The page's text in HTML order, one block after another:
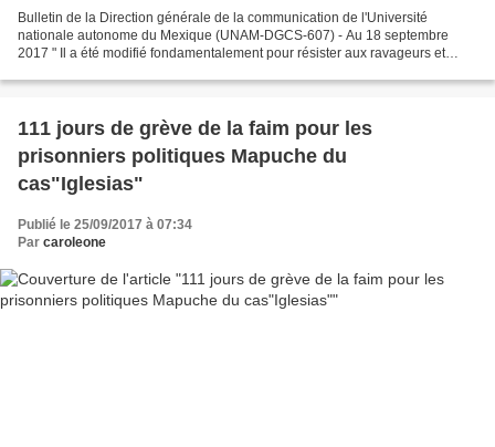
Bulletin de la Direction générale de la communication de l'Université
nationale autonome du Mexique (UNAM-DGCS-607) - Au 18 septembre
2017 " Il a été modifié fondamentalement pour résister aux ravageurs et
111 jours de grève de la faim pour les
prisonniers politiques Mapuche du
cas"Iglesias"
Publié le 25/09/2017 à 07:34
Par caroleone